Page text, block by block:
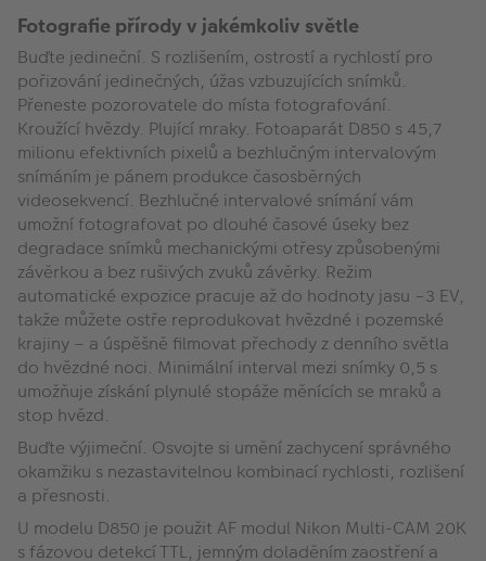
Fotografie přírody v jakémkoliv světle
Buďte jedineční. S rozlišením, ostrostí a rychlostí pro
pořizování jedinečných, úžas vzbuzujících snímků.
Přeneste pozorovatele do místa fotografování.
Kroužící hvězdy. Plující mraky. Fotoaparát D850 s 45,7
milionu efektivních pixelů a bezhlučným intervalovým
snímáním je pánem produkce časosběrných
videosekvencí. Bezhlučné intervalové snímání vám
umožní fotografovat po dlouhé časové úseky bez
degradace snímků mechanickými otřesy způsobenými
závěrkou a bez rušivých zvuků závěrky. Režim
automatické expozice pracuje až do hodnoty jasu −3 EV,
takže můžete ostře reprodukovat hvězdné i pozemské
krajiny – a úspěšně filmovat přechody z denního světla
do hvězdné noci. Minimální interval mezi snímky 0,5 s
umožňuje získání plynulé stopáže měnících se mraků a
stop hvězd.
Buďte výjimeční. Osvojte si umění zachycení správného
okamžiku s nezastavitelnou kombinací rychlosti, rozlišení
a přesnosti.
U modelu D850 je použit AF modul Nikon Multi-CAM 20K
s fázovou detekcí TTL, jemným doladěním zaostření a